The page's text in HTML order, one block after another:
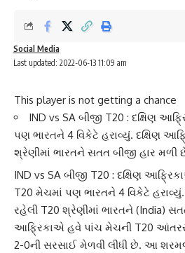
Last updated: 2022-06-13 11:09 am
Social Media
This player is not getting a chance
IND vs SA બીજી T20 : દક્ષિણ
પણ ભારતને 4 વિકેટે હરાવ્યું. દક્ષિણ
શ્રેણીમાં ભારતને સતત બીજી હાર મળી
IND vs SA બીજી T20 : દક્ષિણ
T20 મેચમાં પણ ભારતને 4 વિકેટે
રહેલી T20 શ્રેણીમાં ભારતને (India)
આફ્રિકાએ હવે પાંચ મેચની T20
2-0ની સરસાઈ મેળવી લીધી છે. આ